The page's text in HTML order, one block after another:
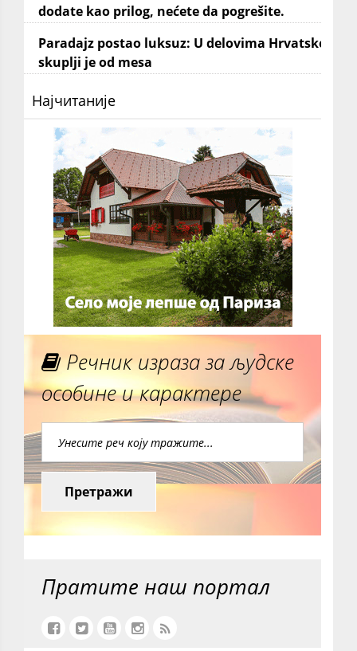
dodate kao prilog, nećete da pogrešite.
Paradajz postao luksuz: U delovima Hrvatske
skuplji je od mesa
Најчитаније
Речник израза за људске
особине и карактере
Претражи
Пратите наш портал